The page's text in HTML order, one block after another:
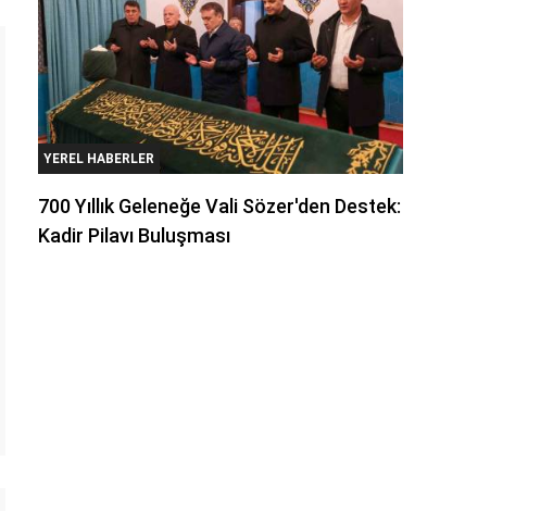
YEREL HABERLER
700 Yıllık Geleneğe Vali Sözer'den Destek:
Kadir Pilavı Buluşması